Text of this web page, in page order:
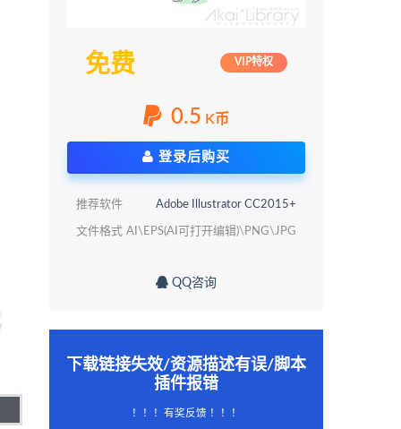
免费 VIP特权
0.5 K币
登录后购买
推荐软件 Adobe Illustrator CC2015+
文件格式 AI\EPS(AI可打开编辑)\PNG\JPG
QQ咨询
下载链接失效/资源描述有误/脚本
插件报错
！！！有奖反馈 ！！！